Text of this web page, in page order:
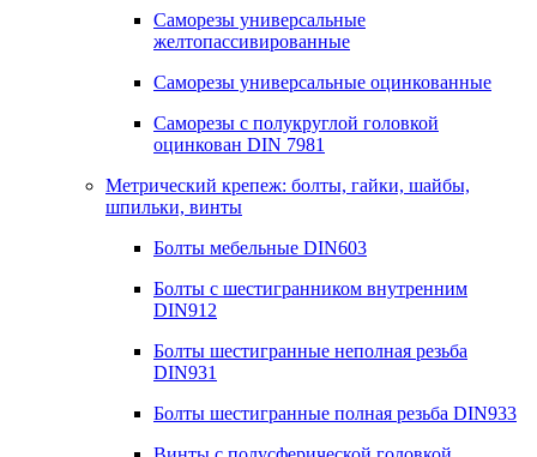
Саморезы универсальные
желтопассивированные
Саморезы универсальные оцинкованные
Саморезы с полукруглой головкой
оцинкован DIN 7981
Метрический крепеж: болты, гайки, шайбы,
шпильки, винты
Болты мебельные DIN603
Болты с шестигранником внутренним
DIN912
Болты шестигранные неполная резьба
DIN931
Болты шестигранные полная резьба DIN933